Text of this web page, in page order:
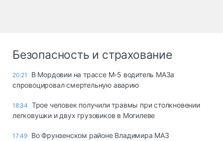
Безопасность и страхование
20:21
В Мордовии на трассе М-5 водитель МАЗа
спровоцировал смертельную аварию
18:34 Трое человек получили травмы при столкновении
легковушки и двух грузовиков в Могилеве
17:49 Во Фрунзенском районе Владимира МАЗ